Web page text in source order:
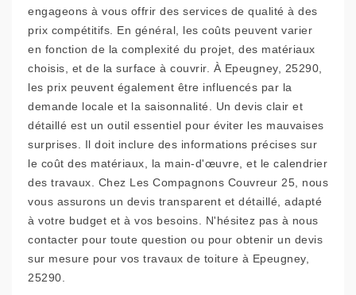
engageons à vous offrir des services de qualité à des
prix compétitifs. En général, les coûts peuvent varier
en fonction de la complexité du projet, des matériaux
choisis, et de la surface à couvrir. À Epeugney, 25290,
les prix peuvent également être influencés par la
demande locale et la saisonnalité. Un devis clair et
détaillé est un outil essentiel pour éviter les mauvaises
surprises. Il doit inclure des informations précises sur
le coût des matériaux, la main-d'œuvre, et le calendrier
des travaux. Chez Les Compagnons Couvreur 25, nous
vous assurons un devis transparent et détaillé, adapté
à votre budget et à vos besoins. N'hésitez pas à nous
contacter pour toute question ou pour obtenir un devis
sur mesure pour vos travaux de toiture à Epeugney,
25290.